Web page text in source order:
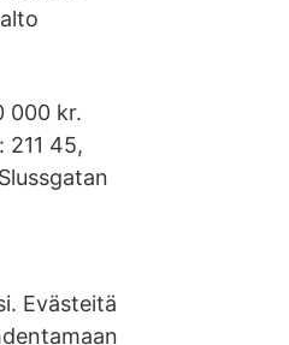
000 kr.
45,
Evästeitä